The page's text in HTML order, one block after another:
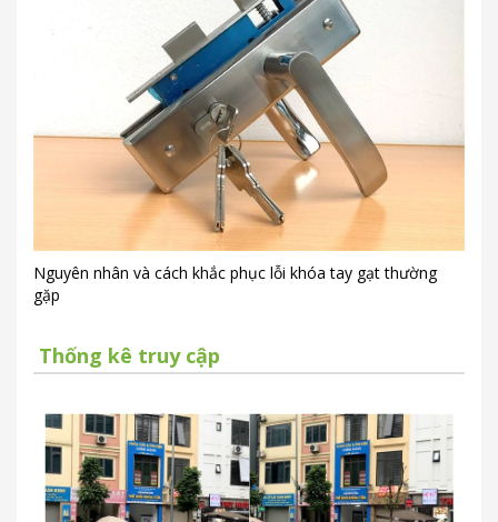
Nguyên nhân và cách khắc phục lỗi khóa tay gạt thường
gặp
Thống kê truy cập